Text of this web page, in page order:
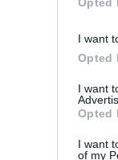
I want
Opted
I want
Opted
I want
of my
w Teheranie.
fazę. Fazę